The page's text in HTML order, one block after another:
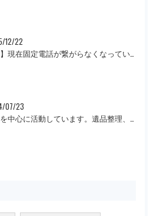
12/22
【重要】現在固定電話が繋がらなくなっています。
07/23
奈良県を中心に活動しています。遺品整理、一軒丸ごとの片付け、オフィスや倉庫の処分等、大量にある場合は近県でも回収にお伺いいたします。先ずは無料見積もりをお願いします。